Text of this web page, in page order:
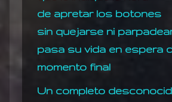
de apretar los botones
sin quejarse ni
pasa su vida en espera
momento final
Un completo